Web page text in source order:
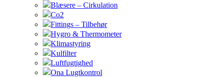
Blæsere – Cirkulation
Co2
Fittings – Tilbehør
Hygro & Thermometer
Klimastyring
Kulfilter
Luftfugtighed
Ona Lugtkontrol